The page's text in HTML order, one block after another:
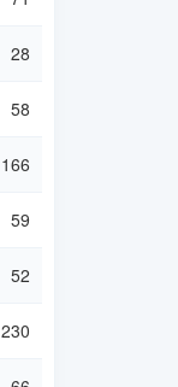
28
58
166
59
52
230